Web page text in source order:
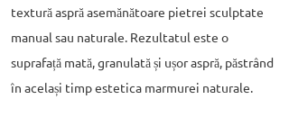
textură aspră asemănătoare pietrei sculptate
manual sau naturale. Rezultatul este o
suprafață mată, granulată și ușor aspră, păstrând
în același timp estetica marmurei naturale.